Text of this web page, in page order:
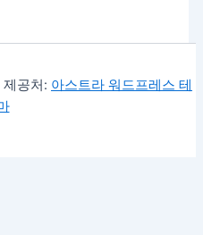
공처: 아스트라 워드프레스 테